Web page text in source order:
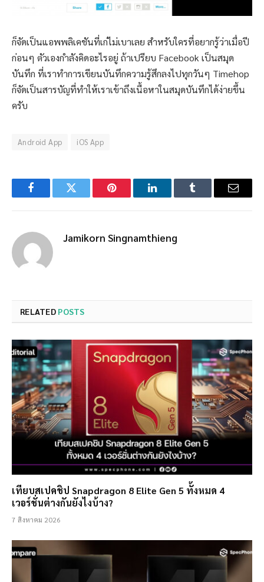
ก็จัดเป็นแอพพลิเคชันที่เก๋ไม่เบาเลย สำหรับใครที่อยากรู้ว่าเมื่อปี
ก่อนๆ ตัวเองกำลังคิดอะไรอยู่ ถ้าเปรียบ Facebook เป็นสมุด
บันทึก ที่เราทำการเขียนบันทึกความรู้สึกลงไปทุกวันๆ Timehop
ก็จัดเป็นสารบัญที่ทำให้เราเข้าถึงเนื้อหาในสมุดบันทึกได้ง่ายขึ้น
ครับ
Android App iOS App
FacebookTwitter Pinterest LinkedInTumblr Email
Jamikorn Singnamthieng
RELATED POSTS
เทียบสเปคชิป Snapdragon 8 Elite Gen 5 ทั้งหมด 4
เวอร์ชั่นต่างกันยังไงบ้าง?
7 สิงหาคม 2026